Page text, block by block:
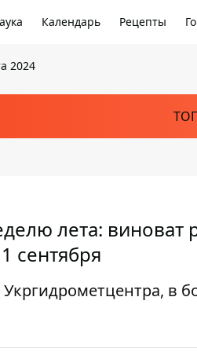
Календарь Рецепты
2024
лета: виноват
сентября
Укргидрометцентра, в